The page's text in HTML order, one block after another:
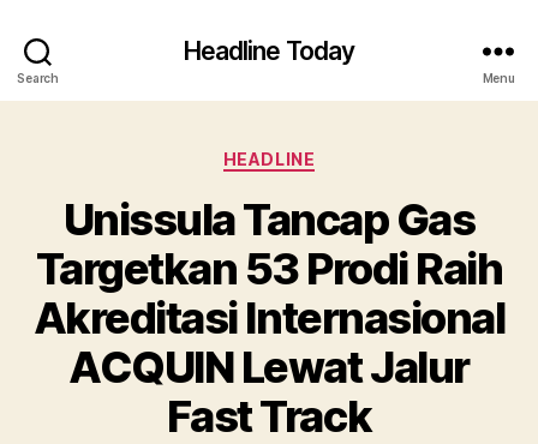
Search
Headline Today
Menu
Categories
HEADLINE
Unissula Tancap Gas
Targetkan 53 Prodi Raih
Akreditasi Internasional
ACQUIN Lewat Jalur
Fast Track